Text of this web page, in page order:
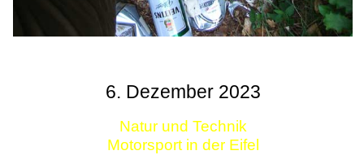
6. Dezember 2023
Natur und Technik
Motorsport in der Eifel